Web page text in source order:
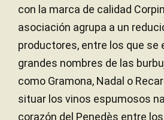
con la marca de calidad
asociación agrupa a un
productores, entre los que se
grandes nombres de las
como Gramona, Nadal o
situar los vinos espumosos
corazón del Penedès entre